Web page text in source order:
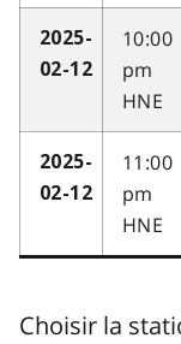
2025-
02-12
10:00
pm
HNE
2025-
02-12
11:00
pm
HNE
Choisir la